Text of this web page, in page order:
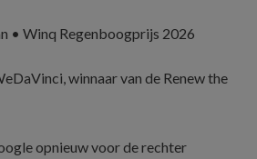
• Winq Regenboogprijs 2026
winnaar van de Renew the
opnieuw voor de rechter